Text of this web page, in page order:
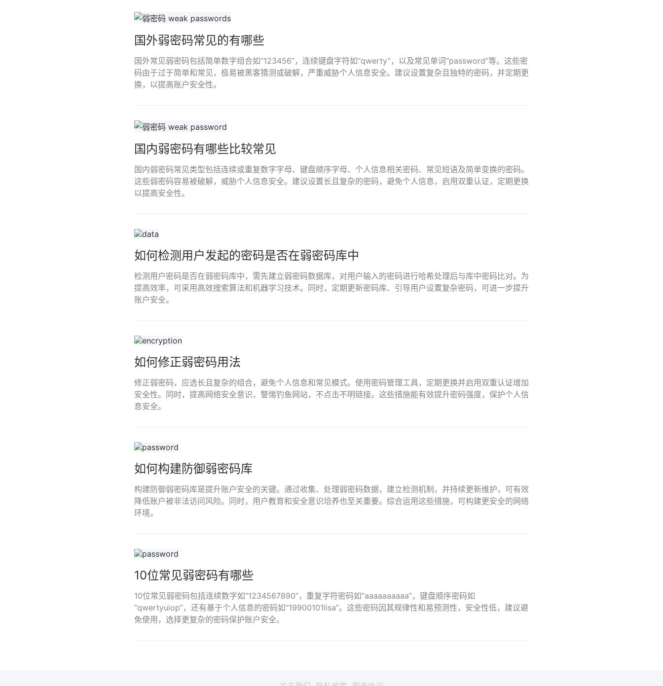
国外弱密码常见的有哪些
国外常见弱密码包括简单数字组合如“123456”，连续键盘字符如“qwerty”，以及常见单词“password”等。这些密
码由于过于简单和常见，极易被黑客猜测或破解，严重威胁个人信息安全。建议设置复杂且独特的密码，并定期更
换，以提高账户安全性。
国内弱密码有哪些比较常见
国内弱密码常见类型包括连续或重复数字字母、键盘顺序字母、个人信息相关密码、常见短语及简单变换的密码。
这些弱密码容易被破解，威胁个人信息安全。建议设置长且复杂的密码，避免个人信息，启用双重认证，定期更换
以提高安全性。
如何检测用户发起的密码是否在弱密码库中
检测用户密码是否在弱密码库中，需先建立弱密码数据库，对用户输入的密码进行哈希处理后与库中密码比对。为
提高效率，可采用高效搜索算法和机器学习技术。同时，定期更新密码库、引导用户设置复杂密码，可进一步提升
账户安全。
如何修正弱密码用法
修正弱密码，应选长且复杂的组合，避免个人信息和常见模式。使用密码管理工具，定期更换并启用双重认证增加
安全性。同时，提高网络安全意识，警惕钓鱼网站，不点击不明链接。这些措施能有效提升密码强度，保护个人信
息安全。
如何构建防御弱密码库
构建防御弱密码库是提升账户安全的关键。通过收集、处理弱密码数据，建立检测机制，并持续更新维护，可有效
降低账户被非法访问风险。同时，用户教育和安全意识培养也至关重要。综合运用这些措施，可构建更安全的网络
环境。
10位常见弱密码有哪些
10位常见弱密码包括连续数字如“1234567890”，重复字符密码如“aaaaaaaaaa”，键盘顺序密码如
“qwertyuiop”，还有基于个人信息的密码如“19900101lisa”。这些密码因其规律性和易预测性，安全性低，建议避
免使用，选择更复杂的密码保护账户安全。